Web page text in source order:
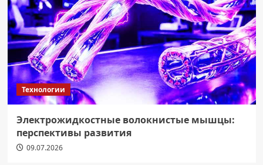
Технологии
Электрожидкостные волокнистые мышцы:
перспективы развития
09.07.2026